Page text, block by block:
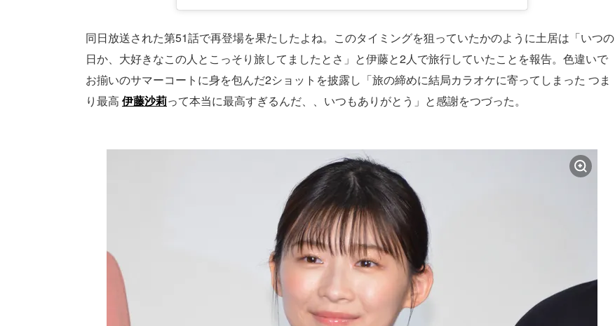
同日放送された第51話で再登場を果たしたよね。このタイミングを狙っていたかのように土居は「いつの
日か、大好きなこの人とこっそり旅してましたとさ」と伊藤と2人で旅行していたことを報告。色違いで
お揃いのサマーコートに身を包んだ2ショットを披露し「旅の締めに結局カラオケに寄ってしまった つま
り最高 伊藤沙莉って本当に最高すぎるんだ、、いつもありがとう」と感謝をつづった。